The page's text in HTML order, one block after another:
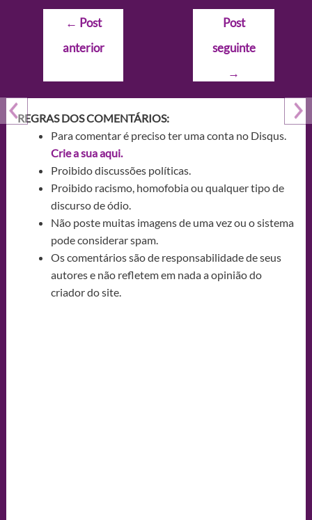
Navegação
Post
← Post
anterior
Post
seguinte
→
REGRAS DOS COMENTÁRIOS:
Para comentar é preciso ter uma conta no Disqus.
Crie a sua aqui.
Proibido discussões políticas.
Proibido racismo, homofobia ou qualquer tipo de
discurso de ódio.
Não poste muitas imagens de uma vez ou o sistema
pode considerar spam.
Os comentários são de responsabilidade de seus
autores e não refletem em nada a opinião do
criador do site.